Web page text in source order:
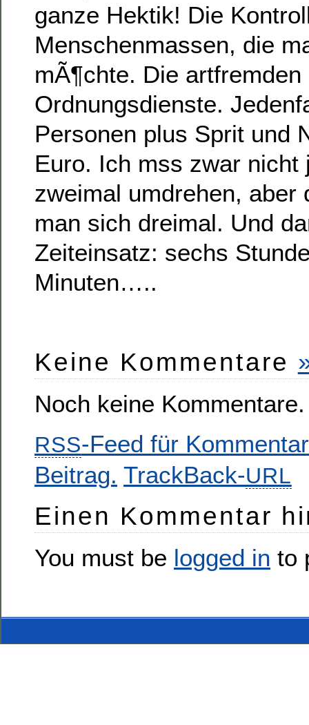
ganze Hektik! Die
Menschenmassen, die
mÃ¶chte. Die artfremden
Ordnungsdienste.
Personen plus Sprit und
Euro. Ich mss zwar nicht
zweimal umdrehen,
man sich dreimal. Und
Zeiteinsatz: sechs
Minuten…..
Keine Kommentare
Noch keine Kommentare.
RSS-Feed für
Beitrag. TrackBack-URL
Einen Kommentar
You must be logged in to